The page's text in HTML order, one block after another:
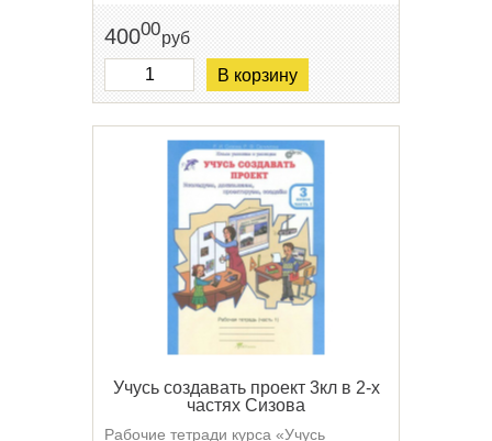
40000руб
В корзину
Учусь создавать проект 3кл в 2-х
частях Сизова
Рабочие тетради курса «Учусь